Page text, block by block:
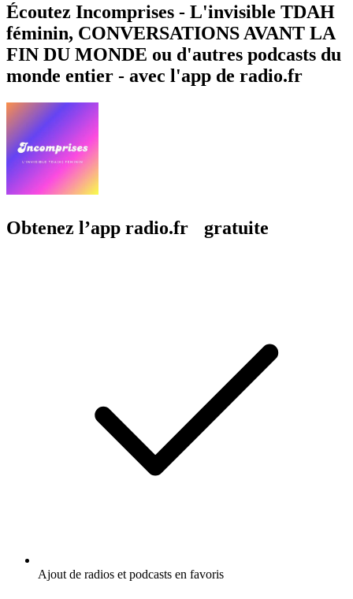
Écoutez Incomprises - L'invisible TDAH
féminin, CONVERSATIONS AVANT LA
FIN DU MONDE ou d'autres podcasts du
monde entier - avec l'app de radio.fr
Obtenez l’app radio.fr gratuite
Ajout de radios et podcasts en favoris